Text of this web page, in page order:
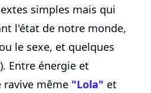
simples mais qui
l'état de notre monde,
le sexe, et quelques
Entre énergie et
ravive même "Lola" et